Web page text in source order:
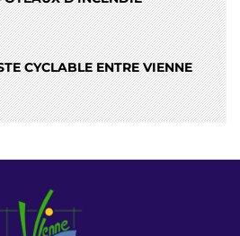
CYCLABLE ENTRE VIENNE